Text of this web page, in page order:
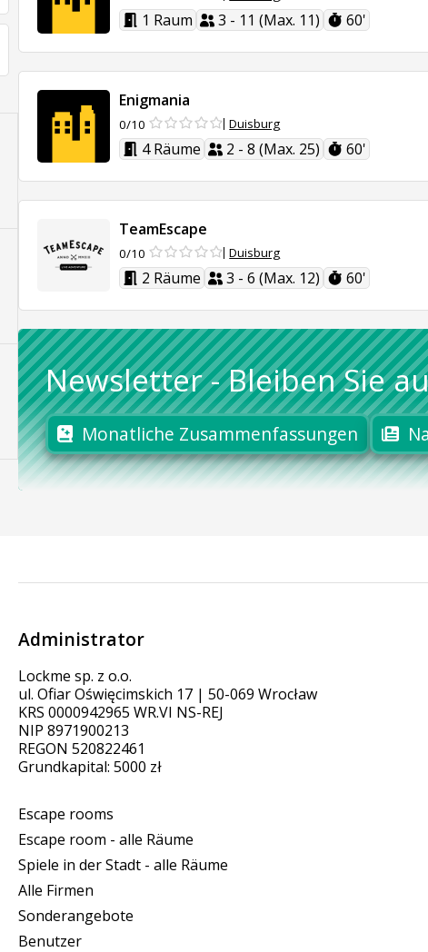
1 Raum 3 - 11 (Max. 11) 60'
Enigmania
0/10 Duisburg
4 Räume 2 - 8 (Max. 25) 60'
TeamEscape
0/10 Duisburg
2 Räume 3 - 6 (Max. 12) 60'
Newsletter -Bleiben Sie
Monatliche Zusammenfassungen
Administrator
Lockme sp. z o.o.
ul. Ofiar Oświęcimskich 17 | 50-069 Wrocław
KRS 0000942965 WR.VI NS-REJ
NIP 8971900213
REGON 520822461
Grundkapital: 5000 zł
Escape rooms
Escape room - alle Räume
Spiele in der Stadt - alle Räume
Alle Firmen
Sonderangebote
Benutzer